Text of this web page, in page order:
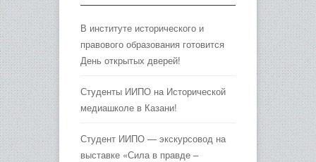
В институте исторического и
правового образования готовится
День открытых дверей!
Студенты ИИПО на Исторической
медиашколе в Казани!
Студент ИИПО — экскурсовод на
выставке «Сила в правде –